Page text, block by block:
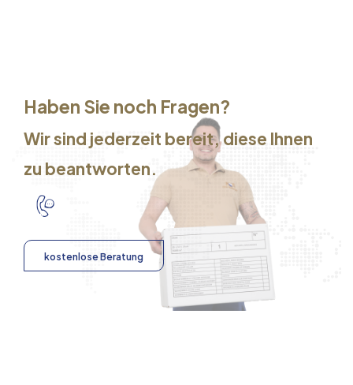
Haben Sie noch Fragen?
Wir sind jederzeit bereit, diese Ihnen
zu beantworten.
kostenlose Beratung